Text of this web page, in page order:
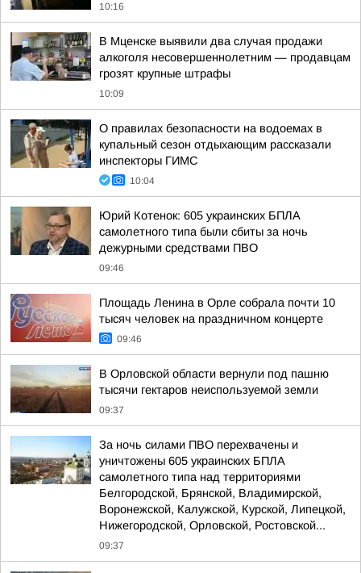
10:16
В Мценске выявили два случая продажи
алкоголя несовершеннолетним — продавцам
грозят крупные штрафы
10:09
О правилах безопасности на водоемах в
купальный сезон отдыхающим рассказали
инспекторы ГИМС
10:04
Юрий Котенок: 605 украинских БПЛА
самолетного типа были сбиты за ночь
дежурными средствами ПВО
09:46
Площадь Ленина в Орле собрала почти 10
тысяч человек на праздничном концерте
09:46
В Орловской области вернули под пашню
тысячи гектаров неиспользуемой земли
09:37
За ночь силами ПВО перехвачены и
уничтожены 605 украинских БПЛА
самолетного типа над территориями
Белгородской, Брянской, Владимирской,
Воронежской, Калужской, Курской, Липецкой,
Нижегородской, Орловской, Ростовской...
09:37